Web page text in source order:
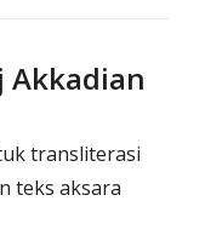
Akkadian
transliterasi
teks aksara